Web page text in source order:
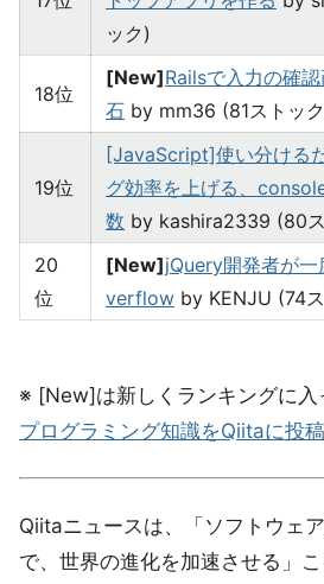
ック)
18位
[New]Railsで入力の確
石 by mm36 (81ストッ
19位
[JavaScript]使い分ける
グ効率を上げる、
数 by kashira2339 (80
20
位
[New]jQuery開発者が
verflow by KENJU (74
※ [New]は新しくランキングに入
プログラミング知識をQiitaに投
Qiitaニュースは、「ソフトウェ
で、世界の進化を加速させる」